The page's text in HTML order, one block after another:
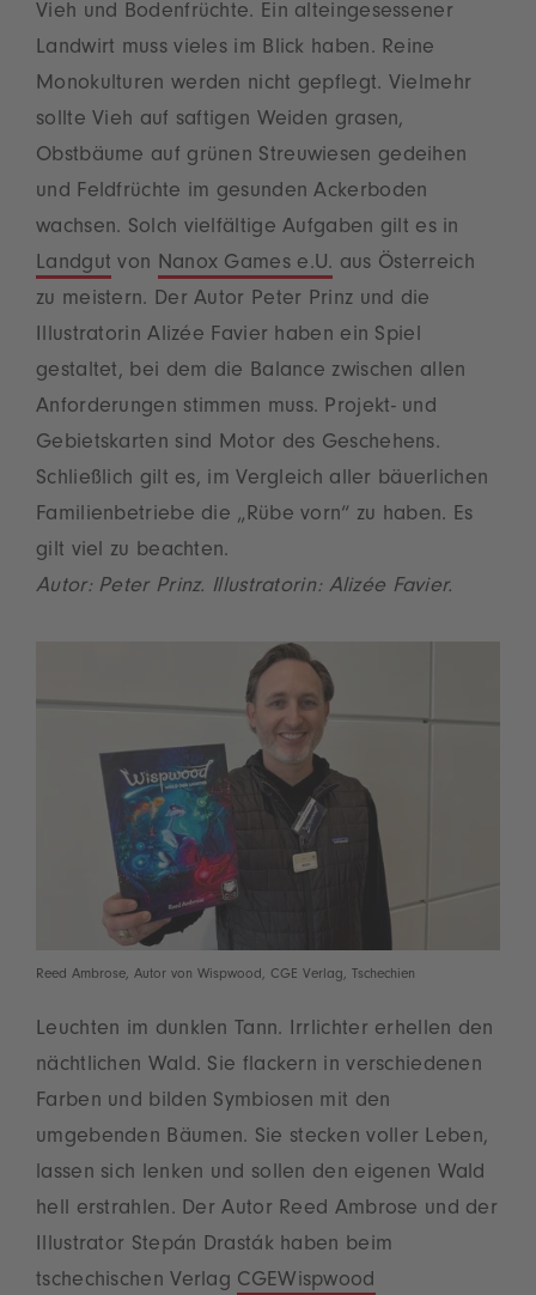
Vieh und Bodenfrüchte. Ein alteingesessener
Landwirt muss vieles im Blick haben. Reine
Monokulturen werden nicht gepflegt. Vielmehr
sollte Vieh auf saftigen Weiden grasen,
Obstbäume auf grünen Streuwiesen gedeihen
und Feldfrüchte im gesunden Ackerboden
wachsen. Solch vielfältige Aufgaben gilt es in
Landgut von Nanox Games e.U. aus Österreich
zu meistern. Der Autor Peter Prinz und die
Illustratorin Alizée Favier haben ein Spiel
gestaltet, bei dem die Balance zwischen allen
Anforderungen stimmen muss. Projekt- und
Gebietskarten sind Motor des Geschehens.
Schließlich gilt es, im Vergleich aller bäuerlichen
Familienbetriebe die „Rübe vorn“ zu haben. Es
gilt viel zu beachten.
Autor: Peter Prinz. Illustratorin: Alizée Favier.
Reed Ambrose, Autor von Wispwood, CGE Verlag, Tschechien
Leuchten im dunklen Tann. Irrlichter erhellen den
nächtlichen Wald. Sie flackern in verschiedenen
Farben und bilden Symbiosen mit den
umgebenden Bäumen. Sie stecken voller Leben,
lassen sich lenken und sollen den eigenen Wald
hell erstrahlen. Der Autor Reed Ambrose und der
Illustrator Stepán Drasták haben beim
tschechischen Verlag CGEWispwood